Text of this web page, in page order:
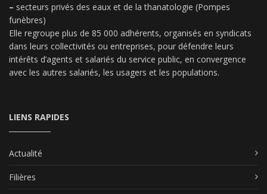
– secteurs privés des eaux et de la thanatologie (Pompes
funèbres)
Elle regroupe plus de 85 000 adhérents, organisés en syndicats
dans leurs collectivités ou entreprises, pour défendre leurs
intérêts d’agents et salariés du service public, en convergence
avec les autres salariés, les usagers et les populations.
LIENS RAPIDES
Actualité
Filières